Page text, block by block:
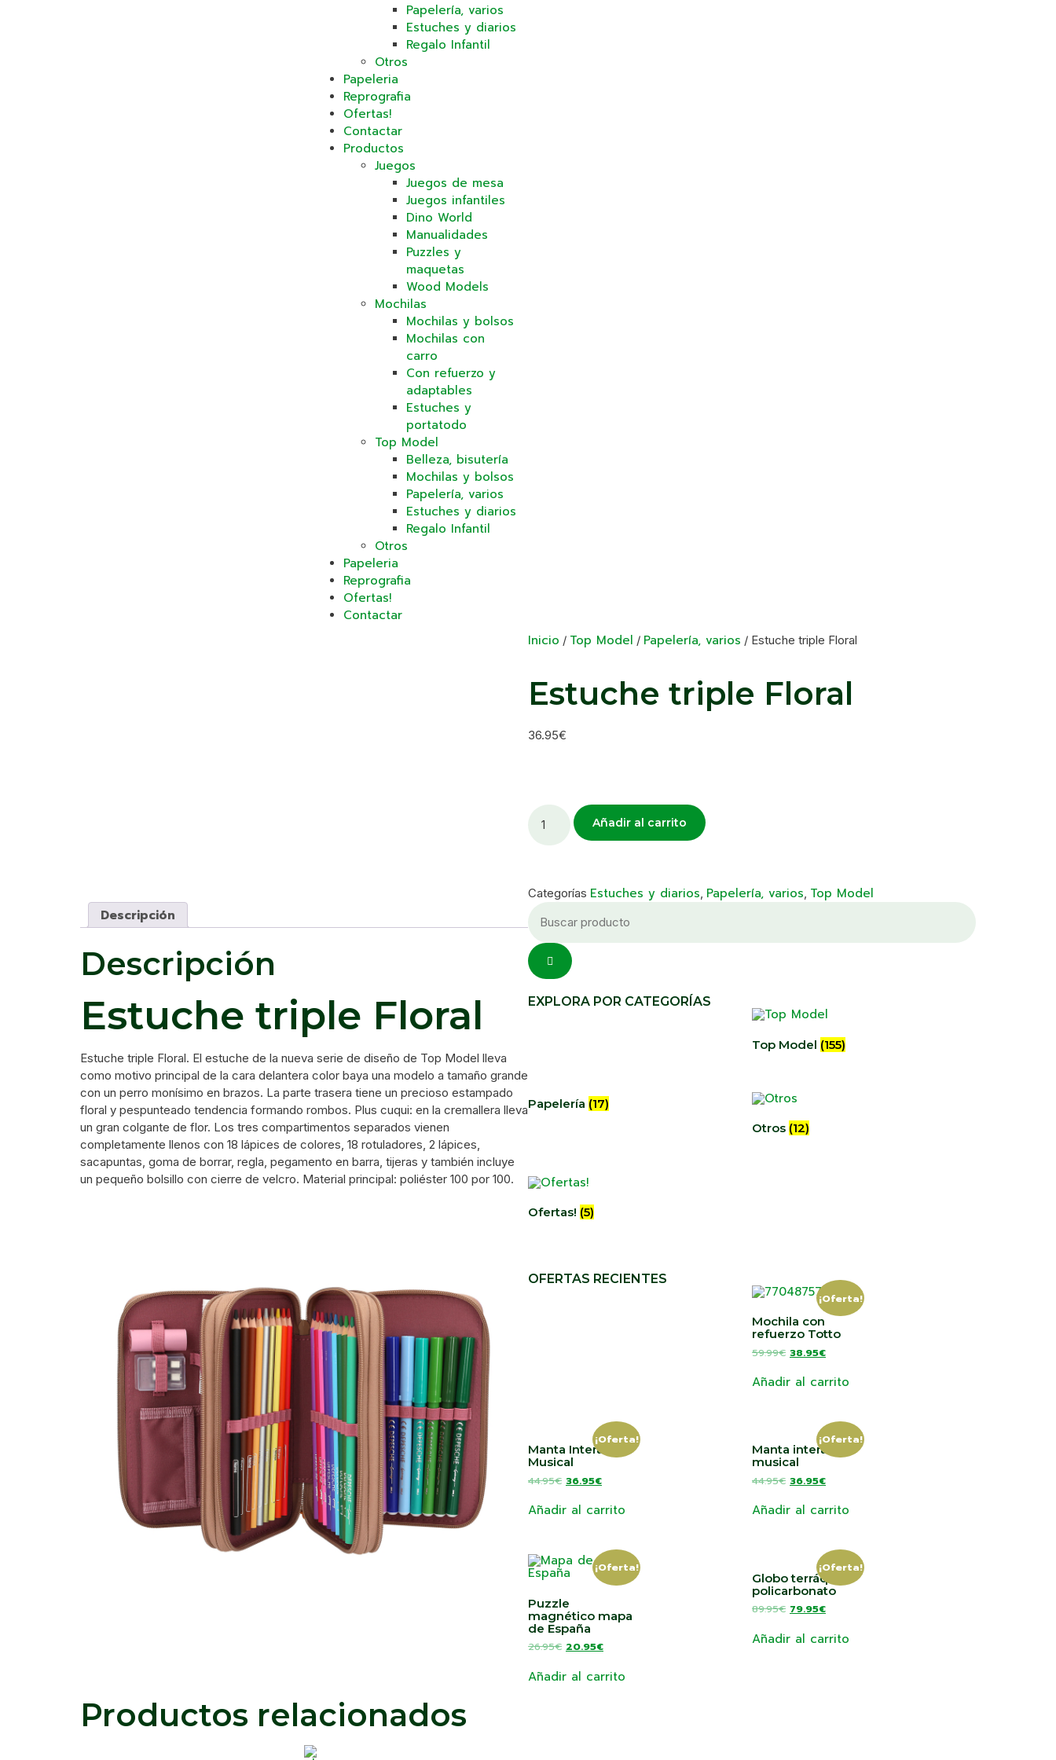
Papelería, varios
Estuches y diarios
Regalo Infantil
Otros
Papeleria
Reprografia
Ofertas!
Contactar
Productos
Juegos
Juegos de mesa
Juegos infantiles
Dino World
Manualidades
Puzzles y
maquetas
Wood Models
Mochilas
Mochilas y bolsos
Mochilas con
carro
Con refuerzo y
adaptables
Estuches y
portatodo
Top Model
Belleza, bisutería
Mochilas y bolsos
Papelería, varios
Estuches y diarios
Regalo Infantil
Otros
Papeleria
Reprografia
Ofertas!
Contactar
Inicio / Top Model / Papelería, varios / Estuche triple Floral
Estuche triple Floral
36.95€
Añadir al carrito
Categorías Estuches y diarios, Papelería, varios, Top Model
Descripción
Descripción
Estuche triple Floral
Estuche triple Floral. El estuche de la nueva serie de diseño de Top Model lleva
como motivo principal de la cara delantera color baya una modelo a tamaño grande
con un perro monísimo en brazos. La parte trasera tiene un precioso estampado
floral y pespunteado tendencia formando rombos. Plus cuqui: en la cremallera lleva
un gran colgante de flor. Los tres compartimentos separados vienen
completamente llenos con 18 lápices de colores, 18 rotuladores, 2 lápices,
sacapuntas, goma de borrar, regla, pegamento en barra, tijeras y también incluye
un pequeño bolsillo con cierre de velcro. Material principal: poliéster 100 por 100.
Productos relacionados
EXPLORA POR CATEGORÍAS
Top Model (155)
Papelería (17)
Otros (12)
Ofertas! (5)
OFERTAS RECIENTES
¡Oferta!
Mochila con
refuerzo Totto
59.99€ 38.95€
Añadir al carrito
¡Oferta!
Manta Interactiva
Musical
44.95€ 36.95€
Añadir al carrito
¡Oferta!
Manta interactiva
musical
44.95€ 36.95€
Añadir al carrito
¡Oferta!
Puzzle
magnético mapa
de España
26.95€ 20.95€
Añadir al carrito
¡Oferta!
Globo terráqueo
policarbonato
89.95€ 79.95€
Añadir al carrito